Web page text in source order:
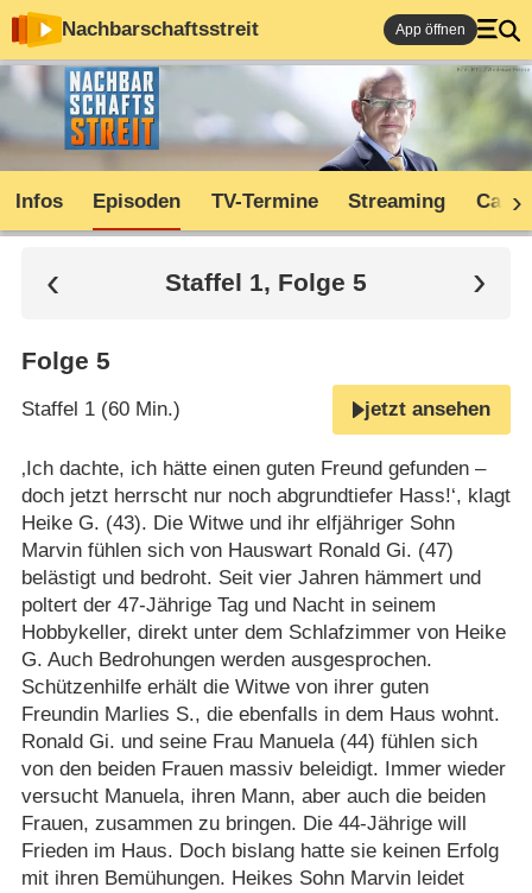
Nachbarschaftsstreit App öffnen
Infos Episoden TV-Termine Streaming Cast
Staffel 1, Folge 5
Folge 5
Staffel 1 (60 Min.) jetzt ansehen
‚Ich dachte, ich hätte einen guten Freund gefunden –
doch jetzt herrscht nur noch abgrundtiefer Hass!‘, klagt
Heike G. (43). Die Witwe und ihr elfjähriger Sohn
Marvin fühlen sich von Hauswart Ronald Gi. (47)
belästigt und bedroht. Seit vier Jahren hämmert und
poltert der 47-Jährige Tag und Nacht in seinem
Hobbykeller, direkt unter dem Schlafzimmer von Heike
G. Auch Bedrohungen werden ausgesprochen.
Schützenhilfe erhält die Witwe von ihrer guten
Freundin Marlies S., die ebenfalls in dem Haus wohnt.
Ronald Gi. und seine Frau Manuela (44) fühlen sich
von den beiden Frauen massiv beleidigt. Immer wieder
versucht Manuela, ihren Mann, aber auch die beiden
Frauen, zusammen zu bringen. Die 44-Jährige will
Frieden im Haus. Doch bislang hatte sie keinen Erfolg
mit ihren Bemühungen. Heikes Sohn Marvin leidet